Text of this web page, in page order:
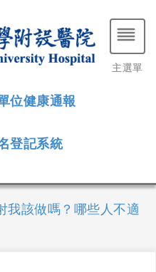
位健康通報
登記系統
主選單